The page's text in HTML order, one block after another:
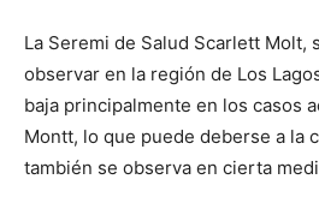
La Seremi de Salud Scarlett Molt,
observar en la región de Los
baja principalmente en los casos
Montt, lo que puede deberse a la
también se observa en cierta